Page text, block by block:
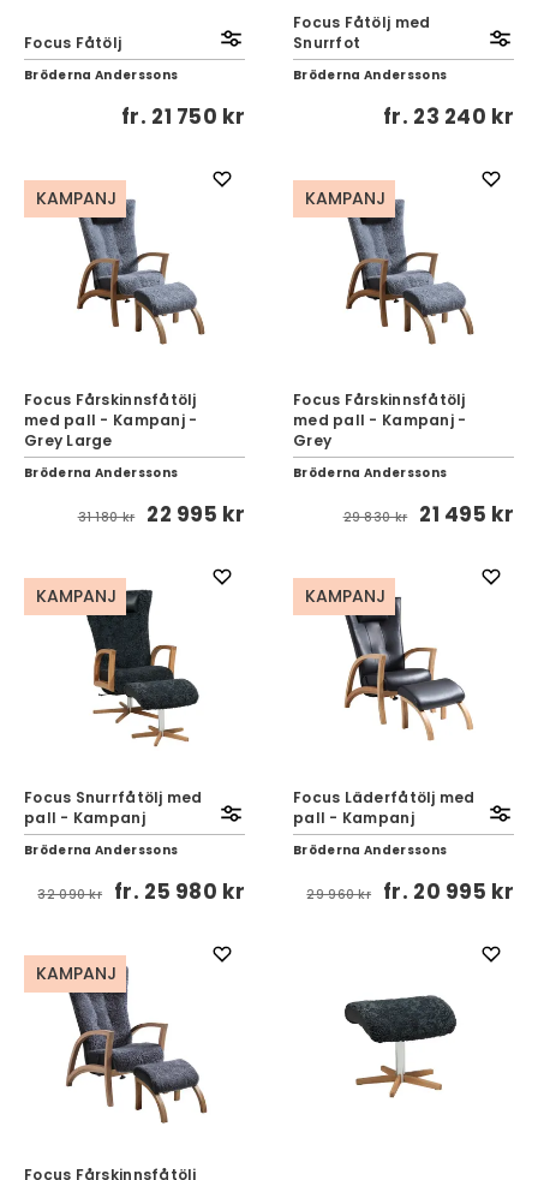
Focus Fåtölj
Bröderna Anderssons
fr. 21 750 kr
Focus Fåtölj med
Snurrfot
Bröderna Anderssons
fr. 23 240 kr
KAMPANJ
Focus Fårskinnsfåtölj
med pall - Kampanj -
Grey Large
Bröderna Anderssons
31 180 kr 22 995 kr
KAMPANJ
Focus Fårskinnsfåtölj
med pall - Kampanj -
Grey
Bröderna Anderssons
29 830 kr 21 495 kr
KAMPANJ
Focus Snurrfåtölj med
pall - Kampanj
Bröderna Anderssons
32 090 kr fr. 25 980 kr
KAMPANJ
Focus Läderfåtölj med
pall - Kampanj
Bröderna Anderssons
29 960 kr fr. 20 995 kr
KAMPANJ
Focus Fårskinnsfåtölj